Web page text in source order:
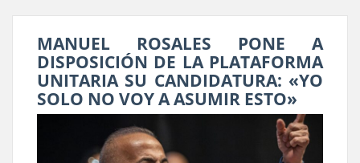
MANUEL ROSALES PONE A
DISPOSICIÓN DE LA PLATAFORMA
UNITARIA SU CANDIDATURA: «YO
SOLO NO VOY A ASUMIR ESTO»